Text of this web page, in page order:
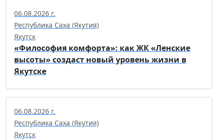
06.08.2026 г.
Республика Саха (Якутия)
Якутск
«Философия комфорта»: как ЖК «Ленские
высоты» создаст новый уровень жизни в
Якутске
06.08.2026 г.
Республика Саха (Якутия)
Якутск